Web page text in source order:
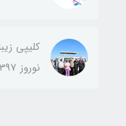
کلیپی
نوروز 1397